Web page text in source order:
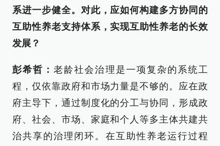
系进一步健全。对此，应如何构建多方协同的
互助性养老支持体系，实现互助性养老的长效
发展？
彭希哲：老龄社会治理是一项复杂的系统工
程，仅依靠政府和市场力量是不够的。应在政
府主导下，通过制度化的分工与协同，形成政
府、社会、市场、家庭和个人等多主体共建共
治共享的治理闭环。在互助性养老运行过程